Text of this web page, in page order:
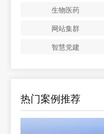
生物医药
网站集群
智慧党建
热门案例推荐